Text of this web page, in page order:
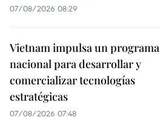
07/08/2026 08:29
Vietnam impulsa un programa
nacional para desarrollar y
comercializar tecnologías
estratégicas
07/08/2026 07:48